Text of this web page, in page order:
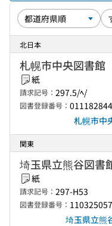
北日本
札幌市中央図書館
紙
請求記号： 297.5/ﾍ/
図書登録番号：
札幌市中
関東
埼玉県立熊谷図書
紙
請求記号： 297-H53
図書登録番号： 110325057
埼玉県立熊